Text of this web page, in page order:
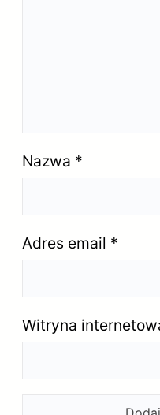
Nazwa *
Adres email *
Witryna